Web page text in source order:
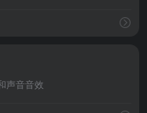
声音音效